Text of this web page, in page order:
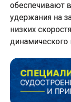
обеспечивают
удержания на
низких
динамического